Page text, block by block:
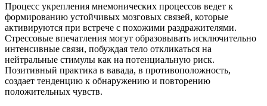
Процесс укрепления мнемонических процессов ведет к
формированию устойчивых мозговых связей, которые
активируются при встрече с похожими раздражителями.
Стрессовые впечатления могут образовывать исключительно
интенсивные связи, побуждая тело откликаться на
нейтральные стимулы как на потенциальную риск.
Позитивный практика в вавада, в противоположность,
создает тенденцию к обнаружению и повторению
положительных чувств.